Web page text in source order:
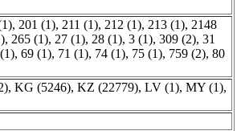
, 201 (1), 211 (1), 212 (1), 213 (1), 2148
, 265 (1), 27 (1), 28 (1), 3 (1), 309 (2), 31
, 69 (1), 71 (1), 74 (1), 75 (1), 759 (2), 80
, KG (5246), KZ (22779), LV (1), MY (1),